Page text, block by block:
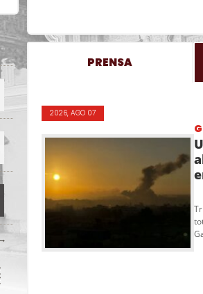
PRENSA
2026, AGO 07